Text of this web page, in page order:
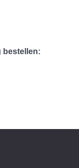
bestellen: